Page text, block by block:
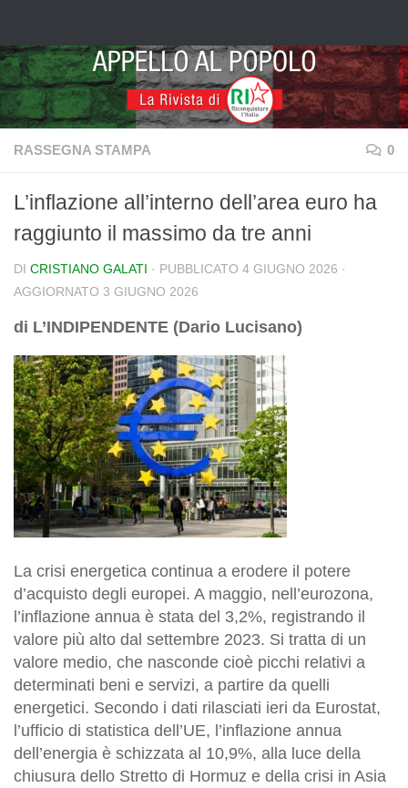
RASSEGNA STAMPA 0
L’inflazione all’interno dell’area euro ha
raggiunto il massimo da tre anni
DI CRISTIANO GALATI · PUBBLICATO 4 GIUGNO 2026 ·
AGGIORNATO 3 GIUGNO 2026
di L’INDIPENDENTE (Dario Lucisano)
La crisi energetica continua a erodere il potere
d’acquisto degli europei. A maggio, nell’eurozona,
l’inflazione annua è stata del 3,2%, registrando il
valore più alto dal settembre 2023. Si tratta di un
valore medio, che nasconde cioè picchi relativi a
determinati beni e servizi, a partire da quelli
energetici. Secondo i dati rilasciati ieri da Eurostat,
l’ufficio di statistica dell’UE, l’inflazione annua
dell’energia è schizzata al 10,9%, alla luce della
chiusura dello Stretto di Hormuz e della crisi in Asia